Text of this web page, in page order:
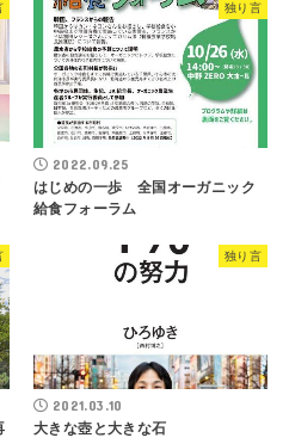
独り言
2022.09.25
はじめの一歩 全国オーガニック
給食フォーラム
独り言
2021.03.10
大きな壺と大きな石